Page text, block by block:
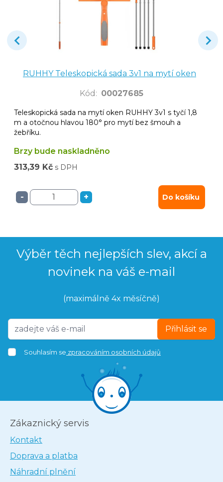
RUHHY Teleskopická sada 3v1 na mytí oken
Kód : 00027685
Teleskopická sada na mytí oken RUHHY 3v1 s tyčí 1,8
m a otočnou hlavou 180° pro mytí bez šmouh a
žebříku.
Brzy bude naskladněno
313,39 Kč s DPH
- + Do košíku
Výběr těch nejlepších slev, akcí a
novinek na váš e-mail
(maximálně 4x měsíčně)
Přihlásit se
Souhlasím se zpracováním osobních údajů
Zákaznický servis
Kontakt
Doprava a platba
Náhradní plnění